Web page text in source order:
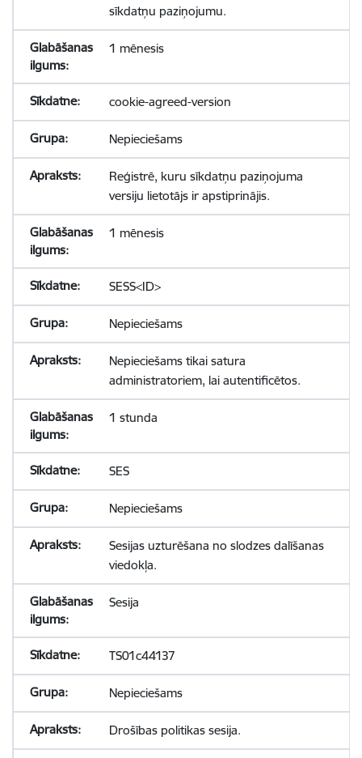
sīkdatņu paziņojumu.
1 mēnesis
cookie-agreed-version
Nepieciešams
Reģistrē, kuru sīkdatņu paziņojuma
versiju lietotājs ir apstiprinājis.
1 mēnesis
SESS<ID>
Nepieciešams
Nepieciešams tikai satura
administratoriem, lai autentificētos.
1 stunda
SES
Nepieciešams
Sesijas uzturēšana no slodzes dalīšanas
viedokļa.
Sesija
TS01c44137
Nepieciešams
Drošības politikas sesija.